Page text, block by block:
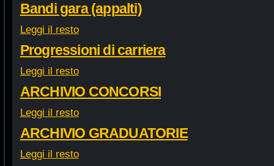
Bandi gara (appalti)
Leggi il resto
Progressioni di carriera
Leggi il resto
ARCHIVIO CONCORSI
Leggi il resto
ARCHIVIO GRADUATORIE
Leggi il resto